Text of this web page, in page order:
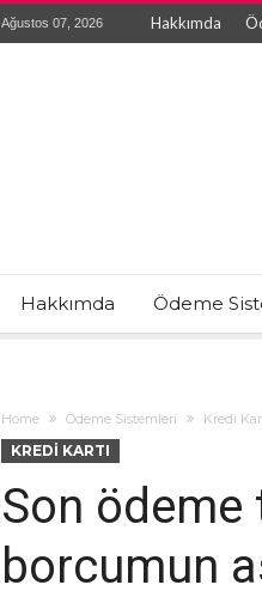
Ağustos 07, 2026 Hakkımda
Hakkımda Ödeme
Home Ödeme Sistemleri Kredi
KREDI KARTI
Son ödeme
borcumun